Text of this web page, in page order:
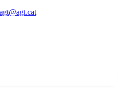
agt@agt.cat